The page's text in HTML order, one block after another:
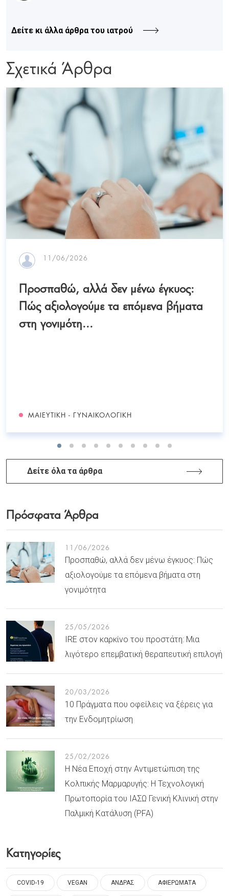
Δείτε κι άλλα άρθρα του ιατρού
Σχετικά Άρθρα
11/06/2026
Προσπαθώ, αλλά δεν μένω έγκυος:
Πώς αξιολογούμε τα επόμενα βήματα
στη γονιμότη...
ΜΑΙΕΥΤΙΚΉ - ΓΥΝΑΙΚΟΛΟΓΙΚΉ
Δείτε όλα τα άρθρα
Πρόσφατα Άρθρα
11/06/2026
Προσπαθώ, αλλά δεν μένω έγκυος: Πώς
αξιολογούμε τα επόμενα βήματα στη
γονιμότητα
25/05/2026
IRE στον καρκίνο του προστάτη: Μια
λιγότερο επεμβατική θεραπευτική επιλογή
20/03/2026
10 Πράγματα που οφείλεις να ξέρεις για
την Ενδομητρίωση
25/02/2026
Η Νέα Εποχή στην Αντιμετώπιση της
Κολπικής Μαρμαρυγής: Η Τεχνολογική
Πρωτοπορία του ΙΑΣΩ Γενική Κλινική στην
Παλμική Κατάλυση (PFA)
Κατηγορίες
COVID-19 VEGAN ΑΝΔΡΑΣ ΑΦΙΕΡΩΜΑΤΑ